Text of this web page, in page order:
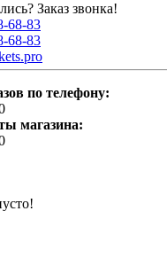
Заказ звонка!
68-83
68-83
по телефону:
магазина: